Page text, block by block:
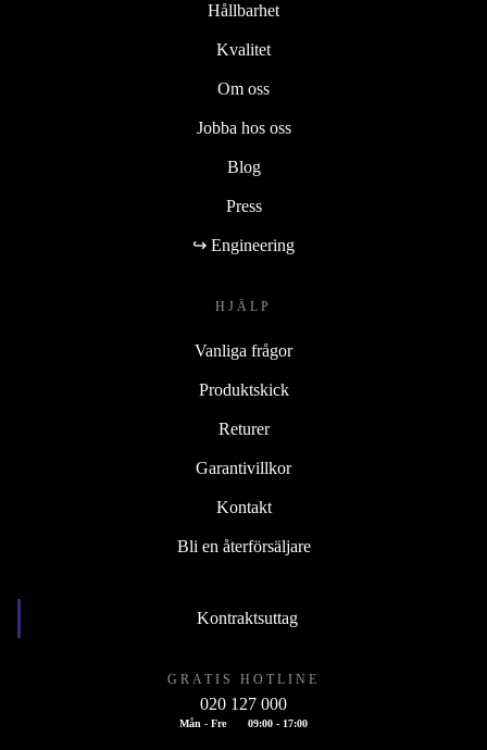
Hållbarhet
Kvalitet
Om oss
Jobba hos oss
Blog
Press
↪ Engineering
HJÄLP
Vanliga frågor
Produktskick
Returer
Garantivillkor
Kontakt
Bli en återförsäljare
Kontraktsuttag
GRATIS HOTLINE
020 127 000
Mån - Fre 09:00 - 17:00